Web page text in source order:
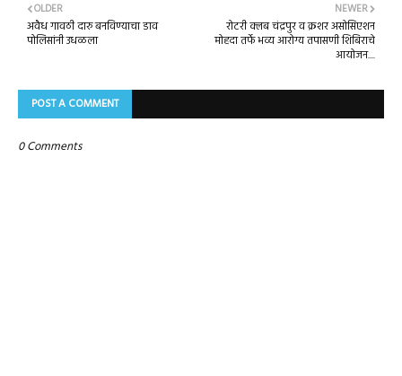
NEWER
रोटरी क्लब चंद्रपुर व क्रशर असोसिएशन
मोहदा तर्फे भव्य आरोग्य तपासणी शिबिराचे
आयोजन....
OLDER
अवैध गावठी दारु बनविण्याचा डाव
पोलिसांनी उधळला
POST A COMMENT
0 Comments